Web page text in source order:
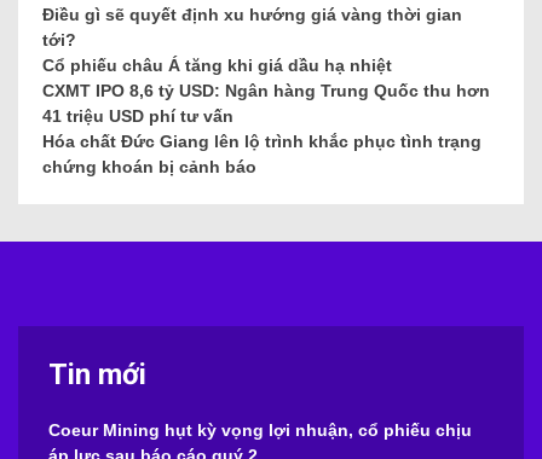
Điều gì sẽ quyết định xu hướng giá vàng thời gian
tới?
Cổ phiếu châu Á tăng khi giá dầu hạ nhiệt
CXMT IPO 8,6 tỷ USD: Ngân hàng Trung Quốc thu hơn
41 triệu USD phí tư vấn
Hóa chất Đức Giang lên lộ trình khắc phục tình trạng
chứng khoán bị cảnh báo
Tin mới
Coeur Mining hụt kỳ vọng lợi nhuận, cổ phiếu chịu